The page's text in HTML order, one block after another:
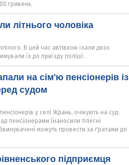
гривень.
літнього чоловіка
В цей час автівкою їхали двоє
їх до приїзду поліції.
на сім'ю пенсіонерів із
судом
у селі Ждань, очікують на суд.
пенсіонерами (наносили тілесні
можуть провести за ґратами до
підприємця